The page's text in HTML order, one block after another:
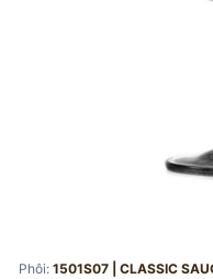
Phôi: 1501S07 | CLASSIC